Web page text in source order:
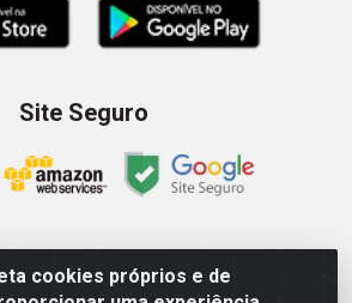
cookies próprios e de
Site Seguro
LTDA - Av. Senador Queiróz, 274